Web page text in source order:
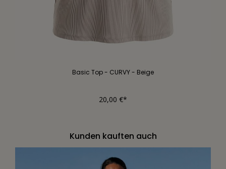
Basic Top - CURVY - Beige
20,00 €*
Kunden kauften auch